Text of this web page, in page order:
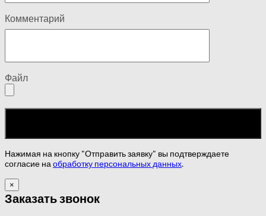
Комментарий
Файл
Нажимая на кнопку "Отправить заявку" вы подтверждаете
согласие на обработку персональных данных.
×
Заказать звонок